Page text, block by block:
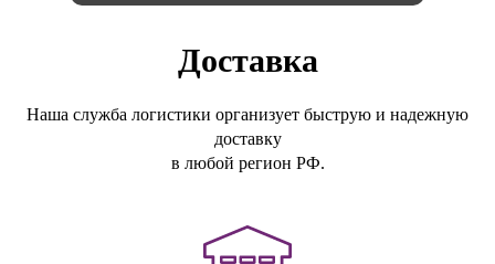
Доставка
Наша служба логистики организует быструю и надежную
доставку
в любой регион РФ.